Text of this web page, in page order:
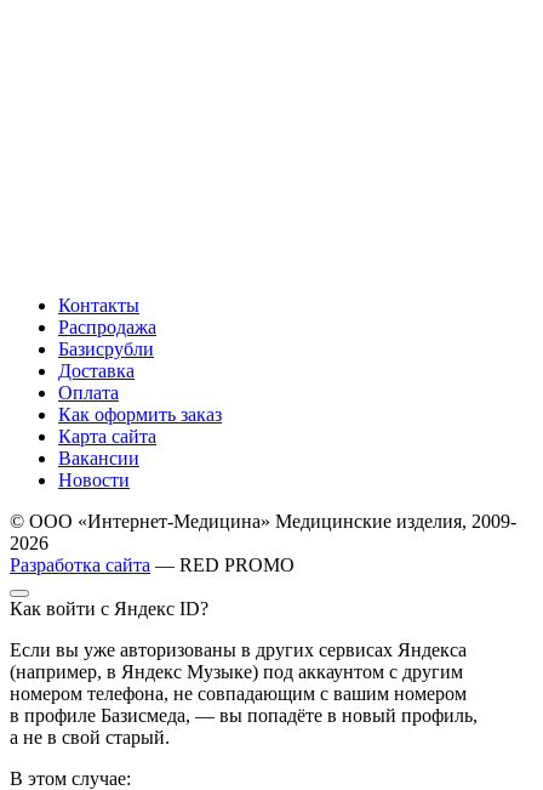
Контакты
Распродажа
Базисрубли
Доставка
Оплата
Как оформить заказ
Карта сайта
Вакансии
Новости
© ООО «Интернет-Медицина» Медицинские изделия, 2009-
2026
Разработка сайта — RED PROMO
Как войти с Яндекс ID?
Если вы уже авторизованы в других сервисах Яндекса
(например, в Яндекс Музыке) под аккаунтом с другим
номером телефона, не совпадающим с вашим номером
в профиле Базисмеда, — вы попадёте в новый профиль,
а не в свой старый.
В этом случае: